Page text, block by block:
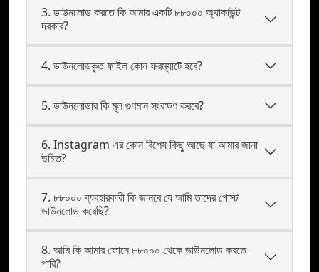
3. ডাউনলোড করতে কি আমার একটি ৮৮০০০ অ্যাকাউন্ট
দরকার?
4. ডাউনলোডকৃত ফাইল কোন ফরম্যাটে হবে?
5. ডাউনলোডার কি মূল গুণমান সংরক্ষণ করবে?
6. Instagram এর কোন বিশেষ কিছু আছে যা আমার জানা
উচিত?
7. ৮৮০০০ ব্যবহারকারী কি জানবে যে আমি তাদের পোস্ট
ডাউনলোড করেছি?
8. আমি কি আমার ফোনে ৮৮০০০ থেকে ডাউনলোড করতে
পারি?